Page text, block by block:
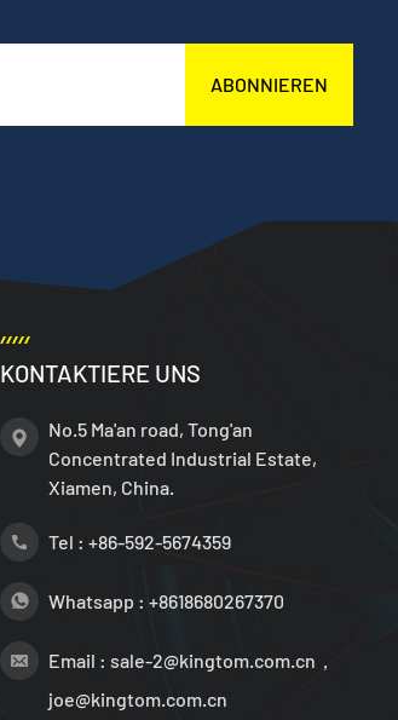
ABONNIEREN
KONTAKTIERE UNS
No.5 Ma'an road, Tong'an
Concentrated Industrial Estate,
Xiamen, China.
Tel : +86-592-5674359
Whatsapp : +8618680267370
Email : sale-2@kingtom.com.cn，
joe@kingtom.com.cn